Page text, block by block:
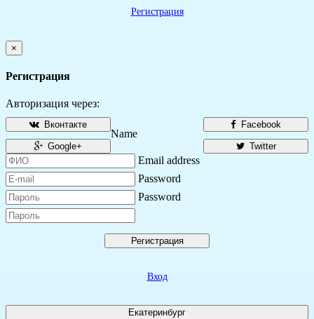
Регистрация
×
Регистрация
Авторизация через:
Facebook
Вконтакте
Twitter
Google+
Name
Email address
Password
Password
Регистрация
Вход
Екатеринбург